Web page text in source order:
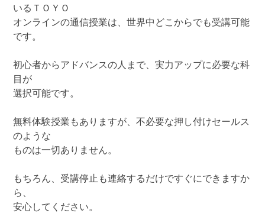
いるＴＯＹＯ
オンラインの通信授業は、世界中どこからでも受講可能
です。
初心者からアドバンスの人まで、実力アップに必要な科
目が
選択可能です。
無料体験授業もありますが、不必要な押し付けセールス
のような
ものは一切ありません。
もちろん、受講停止も連絡するだけですぐにできますか
ら、
安心してください。